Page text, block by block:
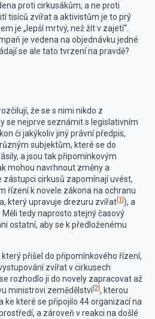
proti cirkusákům, a ne proti
tisíců zvířat a aktivistům je to prý
je „lepší mrtvý, než žít v zajetí“.
je vedena na objednávku jedné
se ale tato tvrzení na pravdě?
že se s nimi nikdo z
se nejprve seznámit s legislativním
či jakýkoliv jiný právní předpis,
subjektům, které se do
a jsou tak připomínkovým
mohou navrhnout změny a
zástupci cirkusů zapomínají uvést,
řízení k novele zákona na ochranu
který upravuje drezuru zvířat[1] ), a
tedy naprosto stejný časový
ostatní, aby se k předloženému
který přišel do připomínkového řízení,
zvířat v cirkusech
rozhodlo ji do novely zapracovat až
ministrovi zemědělství[2], kterou
ke které se připojilo 44 organizací na
a zároveň v reakci na došlé